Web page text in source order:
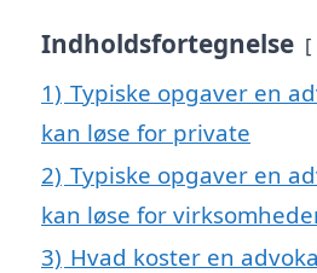
Indholdsfortegnelse
1) Typiske opgaver en
kan løse for private
2) Typiske opgaver en
kan løse for
3) Hvad koster en